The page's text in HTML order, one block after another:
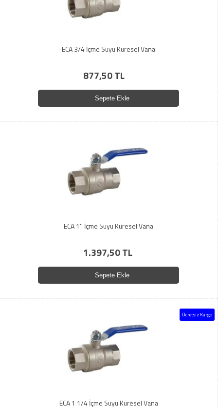
ECA 3/4 İçme Suyu Küresel Vana
877,50 TL
Sepete Ekle
ECA 1'' İçme Suyu Küresel Vana
1.397,50 TL
Sepete Ekle
Ücretsiz Kargo
ECA 1 1/4 İçme Suyu Küresel Vana